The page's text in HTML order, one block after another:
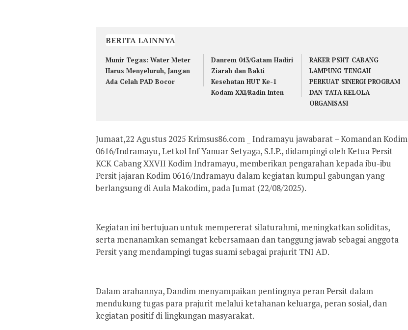
BERITA LAINNYA
Munir Tegas: Water Meter
Harus Menyeluruh, Jangan
Ada Celah PAD Bocor
Danrem 043/Gatam Hadiri
Ziarah dan Bakti
Kesehatan HUT Ke-1
Kodam XXI/Radin Inten
RAKER PSHT CABANG
LAMPUNG TENGAH
PERKUAT SINERGI PROGRAM
DAN TATA KELOLA
ORGANISASI
Jumaat,22 Agustus 2025 Krimsus86.com _ Indramayu jawabarat – Komandan Kodim
0616/Indramayu, Letkol Inf Yanuar Setyaga, S.I.P., didampingi oleh Ketua Persit
KCK Cabang XXVII Kodim Indramayu, memberikan pengarahan kepada ibu-ibu
Persit jajaran Kodim 0616/Indramayu dalam kegiatan kumpul gabungan yang
berlangsung di Aula Makodim, pada Jumat (22/08/2025).
Kegiatan ini bertujuan untuk mempererat silaturahmi, meningkatkan soliditas,
serta menanamkan semangat kebersamaan dan tanggung jawab sebagai anggota
Persit yang mendampingi tugas suami sebagai prajurit TNI AD.
Dalam arahannya, Dandim menyampaikan pentingnya peran Persit dalam
mendukung tugas para prajurit melalui ketahanan keluarga, peran sosial, dan
kegiatan positif di lingkungan masyarakat.